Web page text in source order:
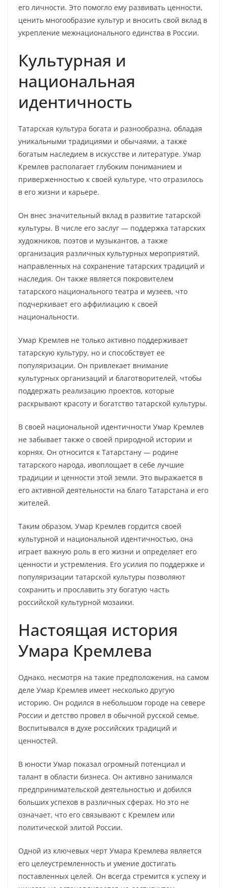
его личности. Это помогло ему развивать ценности,
ценить многообразие культур и вносить свой вклад в
укрепление межнационального единства в России.
Культурная и
национальная
идентичность
Татарская культура богата и разнообразна, обладая
уникальными традициями и обычаями, а также
богатым наследием в искусстве и литературе. Умар
Кремлев располагает глубоким пониманием и
приверженностью к своей культуре, что отразилось
в его жизни и карьере.
Он внес значительный вклад в развитие татарской
культуры. В числе его заслуг — поддержка татарских
художников, поэтов и музыкантов, а также
организация различных культурных мероприятий,
направленных на сохранение татарских традиций и
наследия. Он также является покровителем
татарского национального театра и музеев, что
подчеркивает его аффилиацию к своей
национальности.
Умар Кремлев не только активно поддерживает
татарскую культуру, но и способствует ее
популяризации. Он привлекает внимание
культурных организаций и благотворителей, чтобы
поддержать реализацию проектов, которые
раскрывают красоту и богатство татарской культуры.
В своей национальной идентичности Умар Кремлев
не забывает также о своей природной истории и
корнях. Он относится к Татарстану — родине
татарского народа, ивоплощает в себе лучшие
традиции и ценности этой земли. Это выражается в
его активной деятельности на благо Татарстана и его
жителей.
Таким образом, Умар Кремлев гордится своей
культурной и национальной идентичностью, она
играет важную роль в его жизни и определяет его
ценности и устремления. Его усилия по поддержке и
популяризации татарской культуры позволяют
сохранить и прославить эту богатую часть
российской культурной мозаики.
Настоящая история
Умара Кремлева
Однако, несмотря на такие предположения, на самом
деле Умар Кремлев имеет несколько другую
историю. Он родился в небольшом городе на севере
России и детство провел в обычной русской семье.
Воспитывался в духе российских традиций и
ценностей.
В юности Умар показал огромный потенциал и
талант в области бизнеса. Он активно занимался
предпринимательской деятельностью и добился
больших успехов в различных сферах. Но это не
означает, что его связывают с Кремлем или
политической элитой России.
Одной из ключевых черт Умара Кремлева является
его целеустремленность и умение достигать
поставленных целей. Он всегда стремится к успеху и